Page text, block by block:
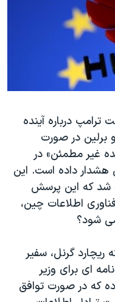
درباره آینده
برلین در صورت
غیر مطمئن» در
داده است. این
شد که این پرسش
اطلاعات چین،
شود؟
ریچارد گرنل، سفیر
ای برای وزیر
که در صورت توافق